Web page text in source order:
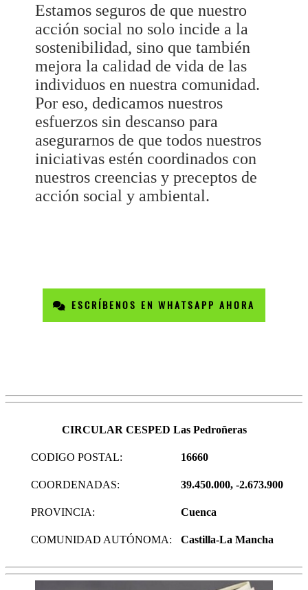
Estamos seguros de que nuestro
acción social no solo incide a la
sostenibilidad, sino que también
mejora la calidad de vida de las
individuos en nuestra comunidad.
Por eso, dedicamos nuestros
esfuerzos sin descanso para
asegurarnos de que todos nuestros
iniciativas estén coordinados con
nuestros creencias y preceptos de
acción social y ambiental.
ESCRÍBENOS EN WHATSAPP AHORA
CIRCULAR CESPED Las Pedroñeras
CODIGO POSTAL: 16660
COORDENADAS: 39.450.000, -2.673.900
PROVINCIA: Cuenca
COMUNIDAD AUTÓNOMA: Castilla-La Mancha